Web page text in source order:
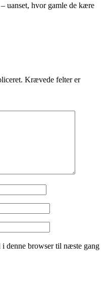
uanset, hvor gamle de kære
Krævede felter er
denne browser til næste gang